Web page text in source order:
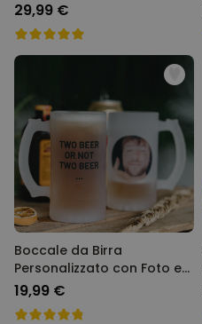
Cento
29,99 €
Boccale da Birra
Personalizzato con Foto e
Testo
19,99 €